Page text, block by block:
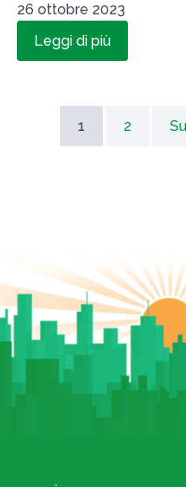
26 ottobre 2023
Leggi di più
1 2